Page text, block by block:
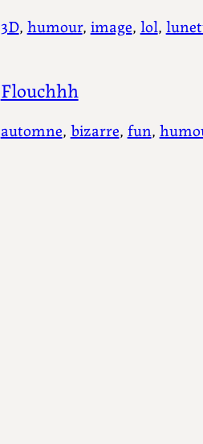
3D, humour, image, lol,
Flouchhh
automne, bizarre, fun,